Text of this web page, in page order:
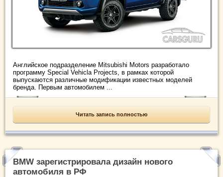
Английское подразделение Mitsubishi Motors разработало
программу Special Vehicla Projects, в рамках которой
выпускаются различные модификации известных моделей
бренда. Первым автомобилем ...
Читать запись полностью
BMW зарегистрировала дизайн нового
автомобиля в РФ